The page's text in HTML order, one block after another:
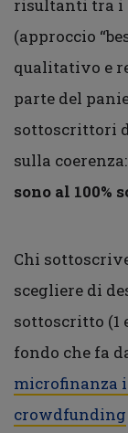
risultanti tra i
(approccio
qualitativo e
parte del
sottoscrittori
sulla coerenza:
sono al
Chi
scegliere di
sottoscritto (1
fondo che fa
microfinanza
crowdfunding